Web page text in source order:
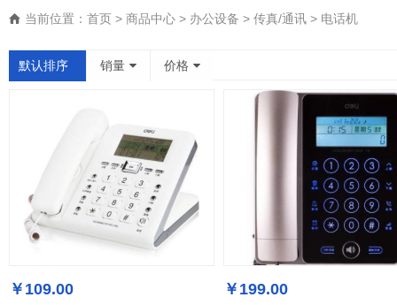
当前位置： 首页 > 商品中心 > 办公设备 > 传真/通讯 > 电话机
默认排序 销量 价格
￥109.00 ￥199.00